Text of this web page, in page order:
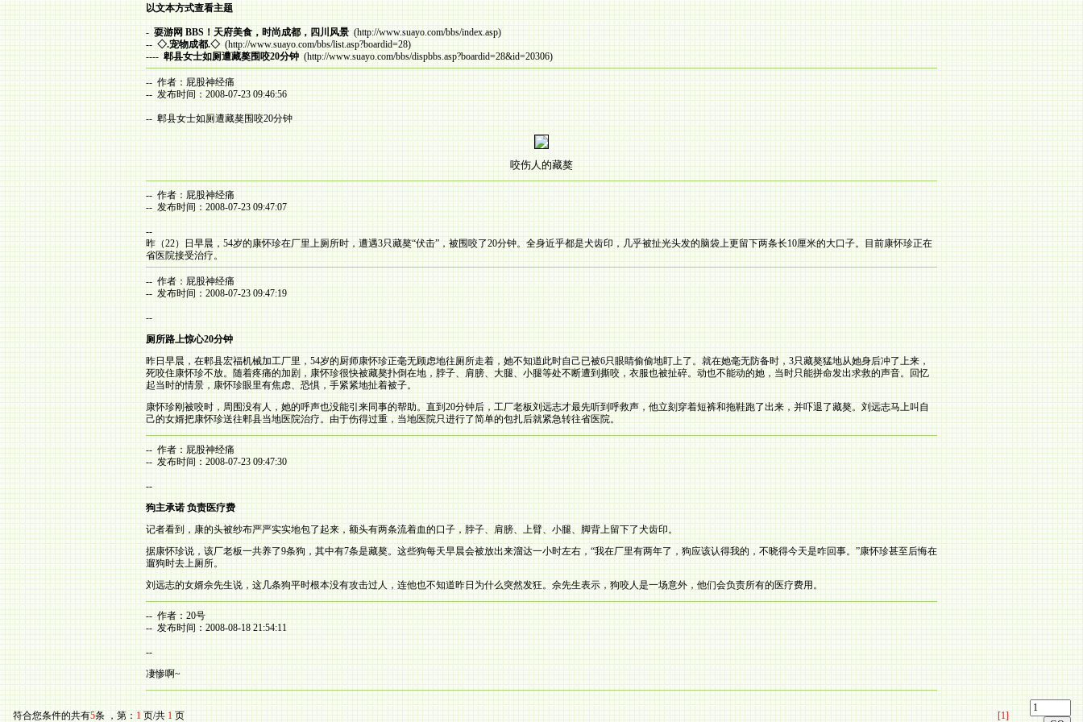
以文本方式查看主题
- 耍游网 BBS！天府美食，时尚成都，四川风景 (http://www.suayo.com/bbs/index.asp)
-- ◇.宠物成都.◇ (http://www.suayo.com/bbs/list.asp?boardid=28)
---- 郫县女士如厕遭藏獒围咬20分钟 (http://www.suayo.com/bbs/dispbbs.asp?boardid=28&id=20306)
-- 作者：屁股神经痛
-- 发布时间：2008-07-23 09:46:56
-- 郫县女士如厕遭藏獒围咬20分钟
咬伤人的藏獒
-- 作者：屁股神经痛
-- 发布时间：2008-07-23 09:47:07
--
昨（22）日早晨，54岁的康怀珍在厂里上厕所时，遭遇3只藏獒“伏击”，被围咬了20分钟。全身近乎都是犬齿印，几乎被扯光头发的脑袋上更留下两条长10厘米的大口子。目前康怀珍正在
省医院接受治疗。
-- 作者：屁股神经痛
-- 发布时间：2008-07-23 09:47:19
--
厕所路上惊心20分钟
昨日早晨，在郫县宏福机械加工厂里，54岁的厨师康怀珍正毫无顾虑地往厕所走着，她不知道此时自己已被6只眼睛偷偷地盯上了。就在她毫无防备时，3只藏獒猛地从她身后冲了上来，
死咬住康怀珍不放。随着疼痛的加剧，康怀珍很快被藏獒扑倒在地，脖子、肩膀、大腿、小腿等处不断遭到撕咬，衣服也被扯碎。动也不能动的她，当时只能拼命发出求救的声音。回忆
起当时的情景，康怀珍眼里有焦虑、恐惧，手紧紧地扯着被子。
康怀珍刚被咬时，周围没有人，她的呼声也没能引来同事的帮助。直到20分钟后，工厂老板刘远志才最先听到呼救声，他立刻穿着短裤和拖鞋跑了出来，并吓退了藏獒。刘远志马上叫自
己的女婿把康怀珍送往郫县当地医院治疗。由于伤得过重，当地医院只进行了简单的包扎后就紧急转往省医院。
-- 作者：屁股神经痛
-- 发布时间：2008-07-23 09:47:30
--
狗主承诺 负责医疗费
记者看到，康的头被纱布严严实实地包了起来，额头有两条流着血的口子，脖子、肩膀、上臂、小腿、脚背上留下了犬齿印。
据康怀珍说，该厂老板一共养了9条狗，其中有7条是藏獒。这些狗每天早晨会被放出来溜达一小时左右，“我在厂里有两年了，狗应该认得我的，不晓得今天是咋回事。”康怀珍甚至后悔在
遛狗时去上厕所。
刘远志的女婿佘先生说，这几条狗平时根本没有攻击过人，连他也不知道昨日为什么突然发狂。佘先生表示，狗咬人是一场意外，他们会负责所有的医疗费用。
-- 作者：20号
-- 发布时间：2008-08-18 21:54:11
--
凄惨啊~
符合您条件的共有5条 ，第： 1 页/共 1页 [1]